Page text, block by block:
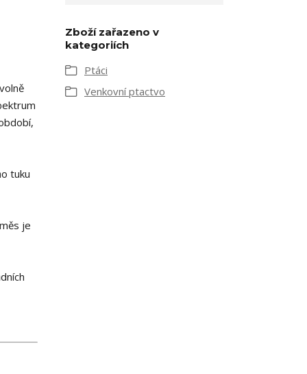
tuku
je
Zboží zařazeno v
kategoriích
Ptáci
Venkovní ptactvo